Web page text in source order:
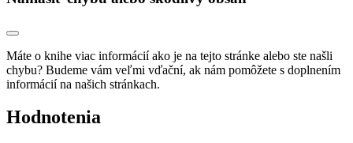
Máte o knihe viac informácií ako je na tejto stránke alebo ste našli
chybu? Budeme vám veľmi vďační, ak nám pomôžete s doplnením
informácií na našich stránkach.
Hodnotenia